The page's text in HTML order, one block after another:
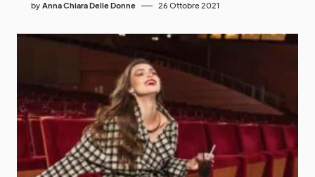
by Anna Chiara Delle Donne 26 Ottobre 2021